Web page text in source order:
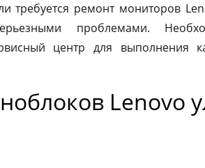
требуется ремонт мониторов
проблемами.
центр для выполнения
Lenovo